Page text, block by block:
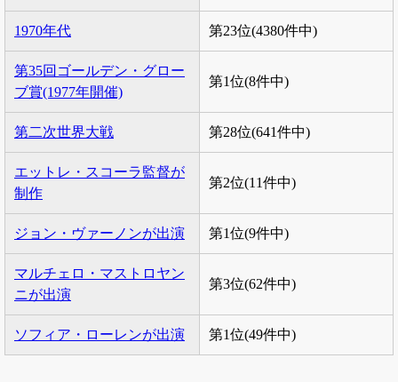
1970年代 第23位(4380件中)
第35回ゴールデン・グロー
ブ賞(1977年開催)
第1位(8件中)
第二次世界大戦 第28位(641件中)
エットレ・スコーラ監督が
制作
第2位(11件中)
ジョン・ヴァーノンが出演 第1位(9件中)
マルチェロ・マストロヤン
ニが出演
第3位(62件中)
ソフィア・ローレンが出演 第1位(49件中)